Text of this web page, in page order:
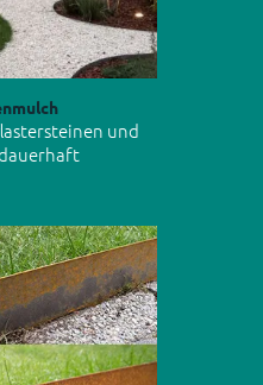
und